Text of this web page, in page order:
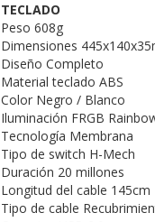
TECLADO
Peso 608g
Dimensiones
Diseño Completo
Material teclado ABS
Color Negro / Blanco
Iluminación FRGB
Tecnología Membrana
Tipo de switch H-Mech
Duración 20 millones
Longitud del cable 145cm
Tipo de cable